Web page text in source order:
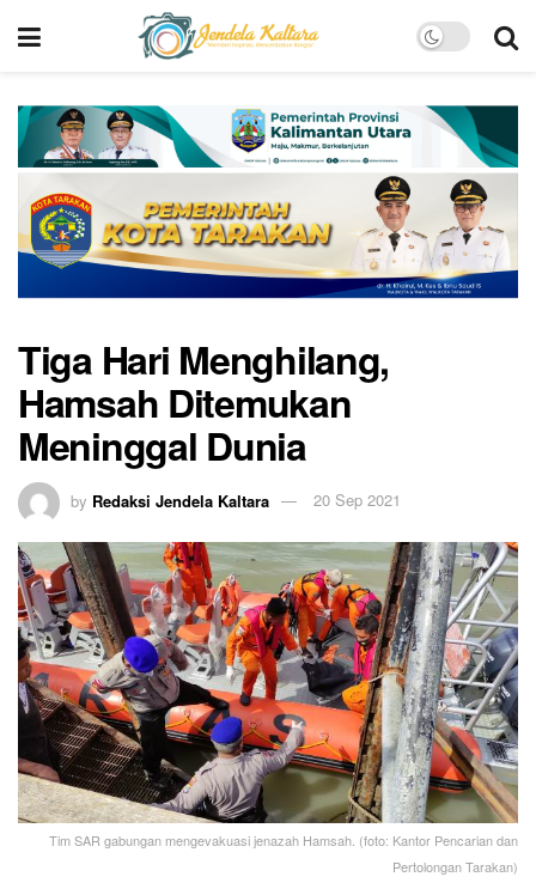
Tiga Hari Menghilang,
Hamsah Ditemukan
Meninggal Dunia
by Redaksi Jendela Kaltara 20 Sep 2021
Tim SAR gabungan mengevakuasi jenazah Hamsah. (foto: Kantor Pencarian dan
Pertolongan Tarakan)